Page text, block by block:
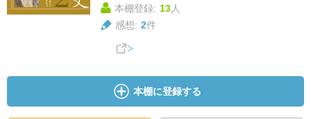
本棚登録: 13人
感想: 2件
本棚に登録する